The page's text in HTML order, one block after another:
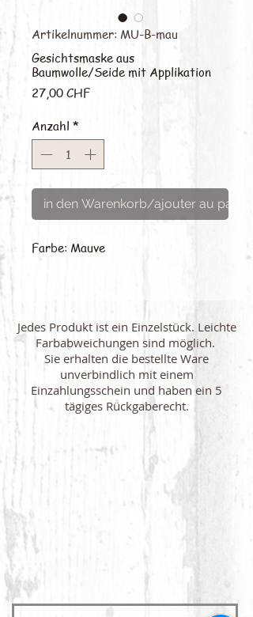
Artikelnummer: MU-B-mau
Gesichtsmaske aus
Baumwolle/Seide mit Applikation
27,00 CHFPreis
Anzahl *
in den Warenkorb/ajouter au panier
Farbe: Mauve
Jedes Produkt ist ein Einzelstück. Leichte
Farbabweichungen sind möglich.
Sie erhalten die bestellte Ware
unverbindlich mit einem
Einzahlungsschein und haben ein 5
tägiges Rückgaberecht.